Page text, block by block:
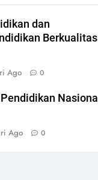
dan
Berkualitas
Ago 0
Nasional
Ago 0